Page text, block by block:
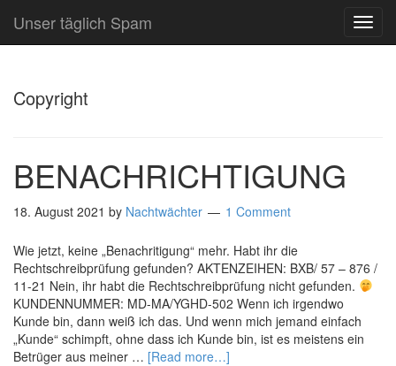
Unser täglich Spam
Copyright
BENACHRICHTIGUNG
18. August 2021 by Nachtwächter 1 Comment
Wie jetzt, keine „Benachritigung“ mehr. Habt ihr die
Rechtschreibprüfung gefunden? AKTENZEIHEN: BXB/ 57 – 876 /
11-21 Nein, ihr habt die Rechtschreibprüfung nicht gefunden.
KUNDENNUMMER: MD-MA/YGHD-502 Wenn ich irgendwo
Kunde bin, dann weiß ich das. Und wenn mich jemand einfach
„Kunde“ schimpft, ohne dass ich Kunde bin, ist es meistens ein
Betrüger aus meiner … [Read more…]